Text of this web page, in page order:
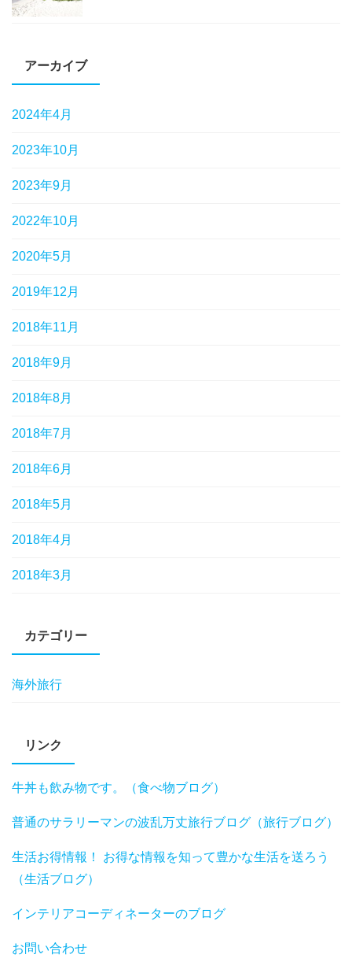
アーカイブ
2024年4月
2023年10月
2023年9月
2022年10月
2020年5月
2019年12月
2018年11月
2018年9月
2018年8月
2018年7月
2018年6月
2018年5月
2018年4月
2018年3月
カテゴリー
海外旅行
リンク
牛丼も飲み物です。（食べ物ブログ）
普通のサラリーマンの波乱万丈旅行ブログ（旅行ブログ）
生活お得情報！ お得な情報を知って豊かな生活を送ろう
（生活ブログ）
インテリアコーディネーターのブログ
お問い合わせ